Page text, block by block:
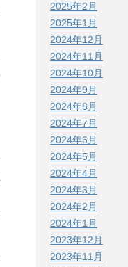
2025年2月
2025年1月
2024年12月
2024年11月
2024年10月
2024年9月
2024年8月
2024年7月
2024年6月
2024年5月
2024年4月
2024年3月
2024年2月
2024年1月
2023年12月
2023年11月